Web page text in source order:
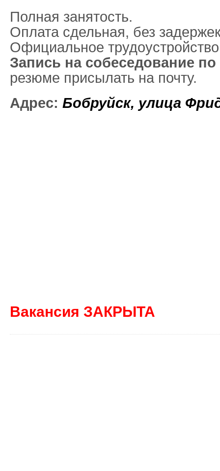
Полная занятость.
Оплата сдельная, без
Официальное
Запись на собеседование
резюме присылать на почту.
Адрес: Бобруйск, улица
Вакансия ЗАКРЫТА